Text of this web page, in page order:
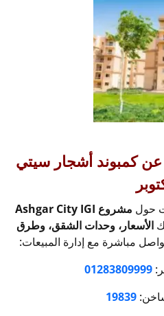
عنكمبوند أشجار سيتي
حول
مشروع Ashgar City IGI
الأسعار، وحدات الشقق، وطرق
مباشرة مع إدارة المبيعات:
01283809999
19839